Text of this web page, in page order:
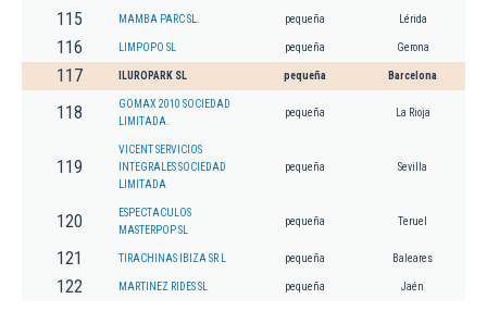
115 MAMBA PARC SL. pequeña Lérida
116 LIMPOPO SL pequeña Gerona
117 ILUROPARK SL pequeña Barcelona
118
GOMAX 2010 SOCIEDAD
LIMITADA.
pequeña La Rioja
119
VICENT SERVICIOS
INTEGRALES SOCIEDAD
LIMITADA
pequeña Sevilla
120
ESPECTACULOS
MASTERPOP SL
pequeña Teruel
121 TIRACHINAS IBIZA SR L pequeña Baleares
122 MARTINEZ RIDES SL pequeña Jaén